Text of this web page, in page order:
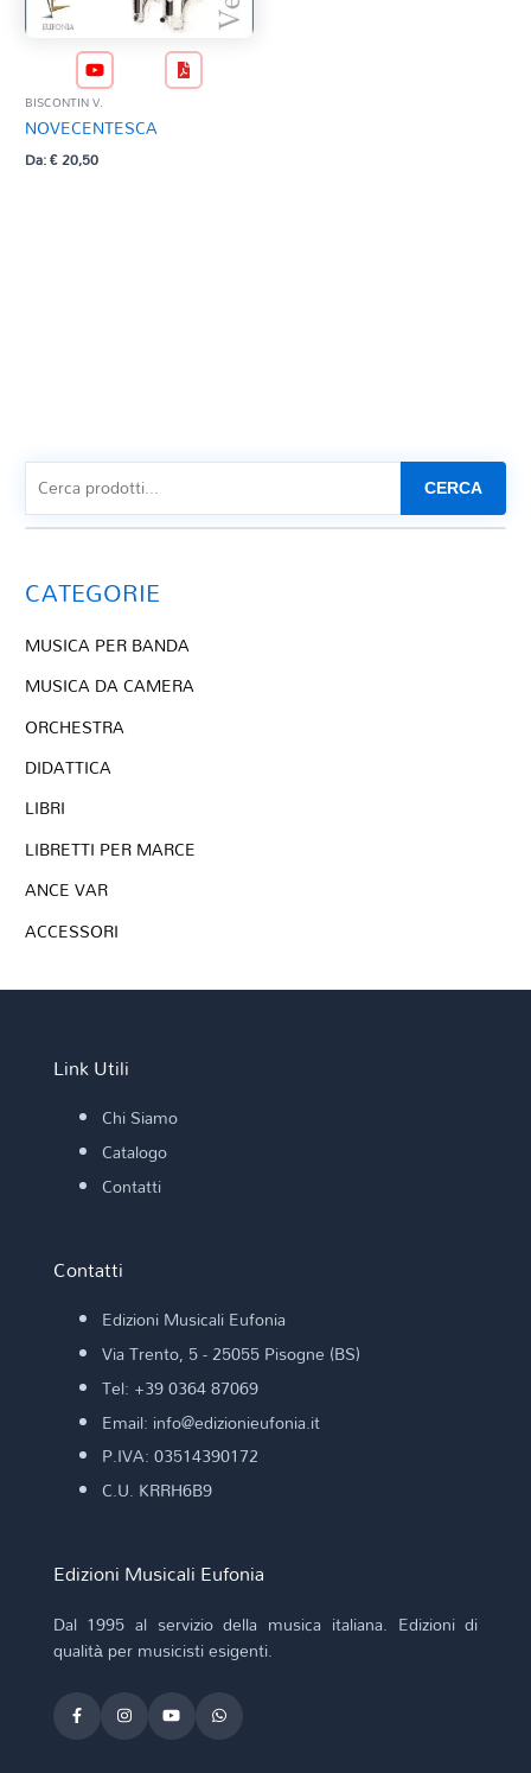
BISCONTIN V.
NOVECENTESCA
Da:€20,50
CERCA
CATEGORIE
MUSICA PER BANDA
MUSICA DA CAMERA
ORCHESTRA
DIDATTICA
LIBRI
LIBRETTI PER MARCE
ANCE VAR
ACCESSORI
Link Utili
Chi Siamo
Catalogo
Contatti
Contatti
Edizioni Musicali Eufonia
Via Trento, 5 - 25055 Pisogne (BS)
Tel: +39 0364 87069
Email: info@edizionieufonia.it
P.IVA: 03514390172
C.U. KRRH6B9
Edizioni Musicali Eufonia
Dal 1995 al servizio della musica italiana. Edizioni di
qualità per musicisti esigenti.